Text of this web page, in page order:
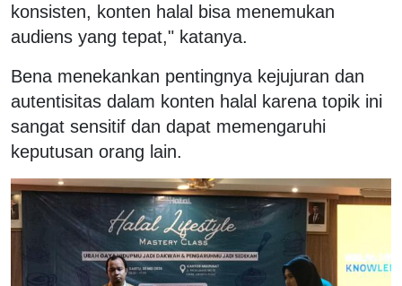
konsisten, konten halal bisa menemukan
audiens yang tepat," katanya.
Bena menekankan pentingnya kejujuran dan
autentisitas dalam konten halal karena topik ini
sangat sensitif dan dapat memengaruhi
keputusan orang lain.